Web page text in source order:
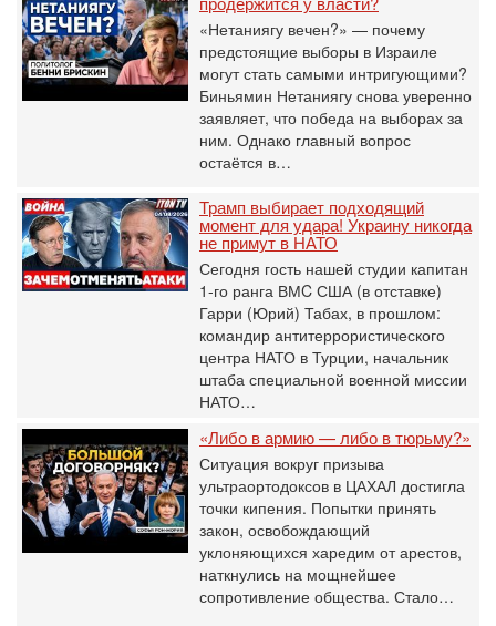
«Нетаниягу вечен?» — почему
предстоящие выборы в Израиле
могут стать самыми интригующими?
Биньямин Нетаниягу снова уверенно
заявляет, что победа на выборах за
ним. Однако главный вопрос
остаётся в…
Трамп выбирает подходящий
момент для удара! Украину никогда
не примут в НАТО
Сегодня гость нашей студии капитан
1-го ранга ВМC США (в отставке)
Гарри (Юрий) Табах, в прошлом:
командир антитеррористического
центра НАТО в Турции, начальник
штаба специальной военной миссии
НАТО…
«Либо в армию — либо в тюрьму?»
Ситуация вокруг призыва
ультраортодоксов в ЦАХАЛ достигла
точки кипения. Попытки принять
закон, освобождающий
уклоняющихся харедим от арестов,
наткнулись на мощнейшее
сопротивление общества. Стало…